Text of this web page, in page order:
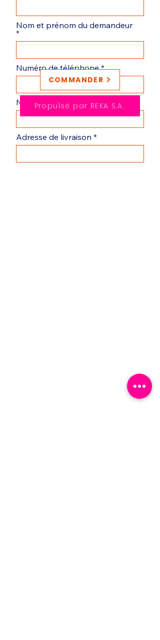
Nom et prénom du demandeur
Numéro de téléphone
N° purchase Order
Adresse de livraison
COMMANDER
Propulsé par REKA S.A.